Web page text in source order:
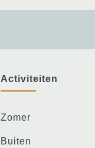
Activiteiten
Zomer
Buiten